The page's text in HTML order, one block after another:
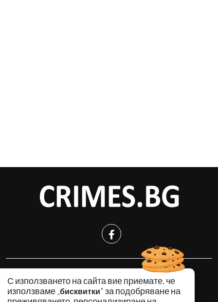
С използването на сайта вие приемате, че
използваме „бисквитки" за подобряване на
КРИМИНАЛНО
ИНЦИДЕНТИ